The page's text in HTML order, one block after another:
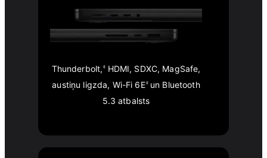
Thunderbolt, ◊HDMI, SDXC, MagSafe,
austiņu ligzda, Wi-Fi 6E◊un Bluetooth
5.3 atbalsts